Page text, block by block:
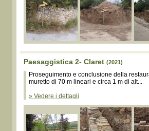
Paesaggistica 2- Claret (2021)
Proseguimento e conclusione della
muretto di 70 m lineari e circa 1 m di alt...
» Vedere i dettagli